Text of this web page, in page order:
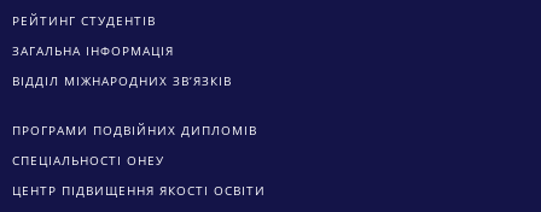
РЕЙТИНГ СТУДЕНТІВ
ЗАГАЛЬНА ІНФОРМАЦІЯ
ВІДДІЛ МІЖНАРОДНИХ ЗВ’ЯЗКІВ
ПРОГРАМИ ПОДВІЙНИХ ДИПЛОМІВ
СПЕЦІАЛЬНОСТІ ОНЕУ
ЦЕНТР ПІДВИЩЕННЯ ЯКОСТІ ОСВІТИ